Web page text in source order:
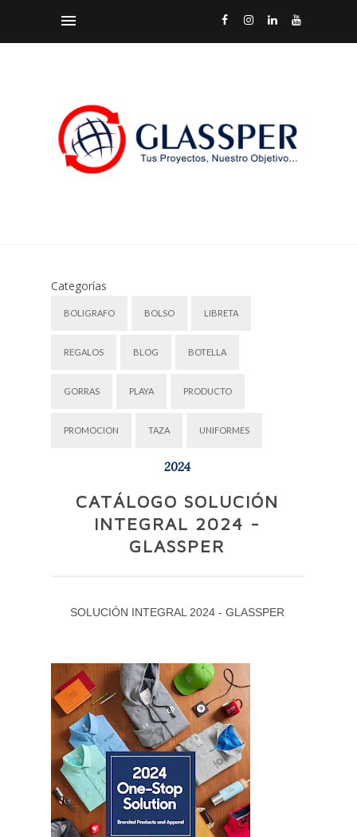
Categorías
BOLIGRAFO BOLSO LIBRETA
REGALOS BLOG BOTELLA
GORRAS PLAYA PRODUCTO
PROMOCION TAZA UNIFORMES
2024
CATÁLOGO SOLUCIÓN
INTEGRAL 2024 -
GLASSPER
SOLUCIÓN INTEGRAL 2024 - GLASSPER